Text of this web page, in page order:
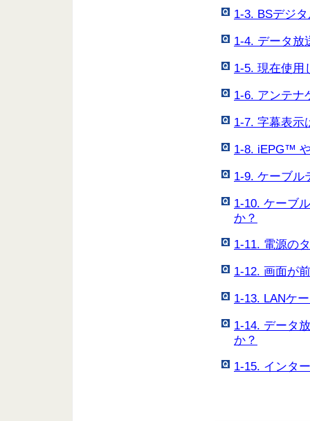
1-3. BSデジ
1-4. データ放
1-5. 現在使用
1-6. アンテナ
1-7. 字幕表示
1-8. iEPG™
1-9. ケーブル
1-10. ケーブ
か？
1-11. 電源の
1-12. 画面が
1-13. LANケ
1-14. データ
か？
1-15. インタ